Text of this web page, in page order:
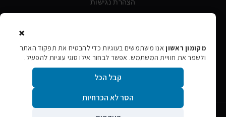
הצהרת נגישות
טלפון: 054-760-6388
rishon106@gmail.com
×
מקומון ראשוןאנו משתמשים בעוגיות כדי להבטיח את תפקוד האתר
ולשפר את חוויית המשתמש. אפשר לבחור אילו סוגי עוגיות להפעיל.
קבל הכל
הסר לא הכרחיות